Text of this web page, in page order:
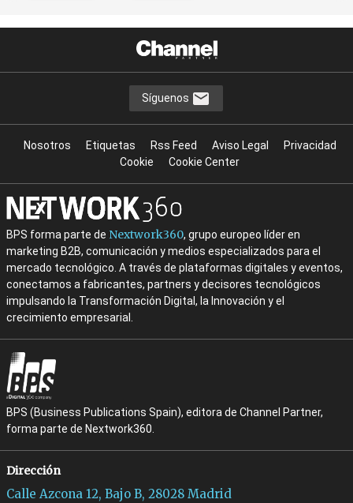
Síguenos
Nosotros Etiquetas Rss Feed Aviso Legal
Privacidad
Cookie
Cookie Center
BPS forma parte de Nextwork360, grupo europeo líder en
marketing B2B, comunicación y medios especializados para el
mercado tecnológico. A través de plataformas digitales y eventos,
conectamos a fabricantes, partners y decisores tecnológicos
impulsando la Transformación Digital, la Innovación y el
crecimiento empresarial.
BPS (Business Publications Spain), editora de Channel Partner,
forma parte de Nextwork360.
Dirección
Calle Azcona 12, Bajo B, 28028 Madrid